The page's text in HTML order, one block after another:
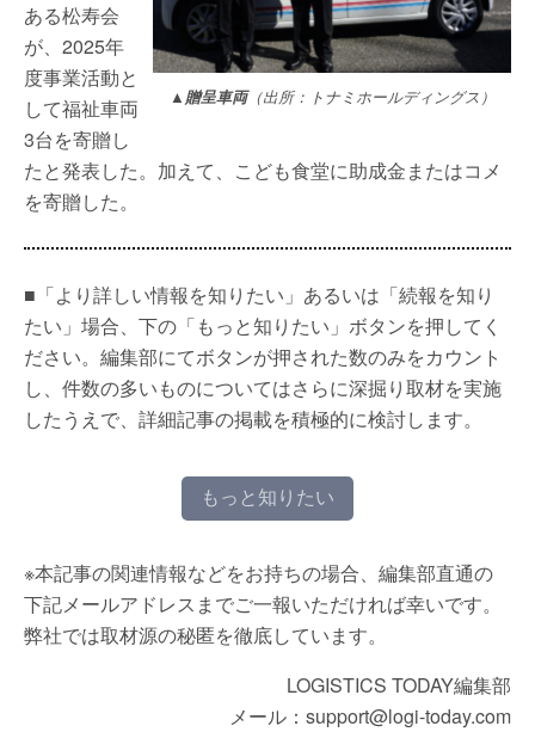
▲贈呈車両（出所：トナミホールディングス）
ある松寿会
が、2025年
度事業活動と
して福祉車両
3台を寄贈し
たと発表した。加えて、こども食堂に助成金またはコメ
を寄贈した。
■「より詳しい情報を知りたい」あるいは「続報を知り
たい」場合、下の「もっと知りたい」ボタンを押してく
ださい。編集部にてボタンが押された数のみをカウント
し、件数の多いものについてはさらに深掘り取材を実施
したうえで、詳細記事の掲載を積極的に検討します。
もっと知りたい
※本記事の関連情報などをお持ちの場合、編集部直通の
下記メールアドレスまでご一報いただければ幸いです。
弊社では取材源の秘匿を徹底しています。
LOGISTICS TODAY編集部
メール：support@logi-today.com